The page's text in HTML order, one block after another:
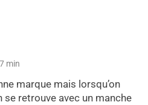
min
marque mais lorsqu’on
retrouve avec un manche